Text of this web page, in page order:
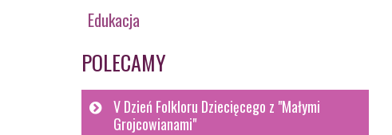
Edukacja
POLECAMY
V Dzień Folkloru Dziecięcego z "Małymi
Grojcowianami"